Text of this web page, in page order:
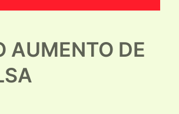
AUMENTO DE